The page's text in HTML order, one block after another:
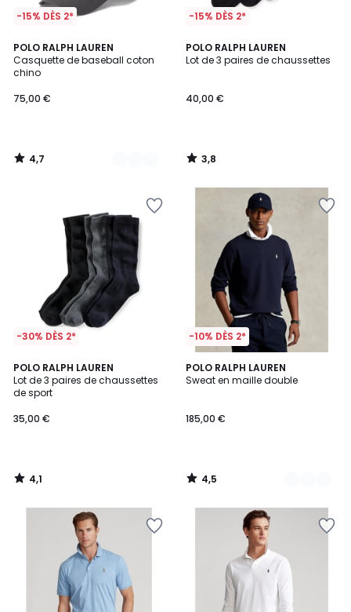
-15% DÈS 2*
POLO RALPH LAUREN
Casquette de baseball coton
chino
75,00 €
4,7
/ 5
10
Couleurs
4,7
/
-15% DÈS 2*
POLO RALPH LAUREN
Lot de 3 paires de chaussettes
40,00 €
3,8
/ 5
3,8
/
-30% DÈS 2*
POLO RALPH LAUREN
Lot de 3 paires de chaussettes
de sport
35,00 €
4,1
/ 5
4,1
/
-10% DÈS 2*
POLO RALPH LAUREN
Sweat en maille double
185,00 €
4,5
/ 5
2
Couleurs
4,5
/